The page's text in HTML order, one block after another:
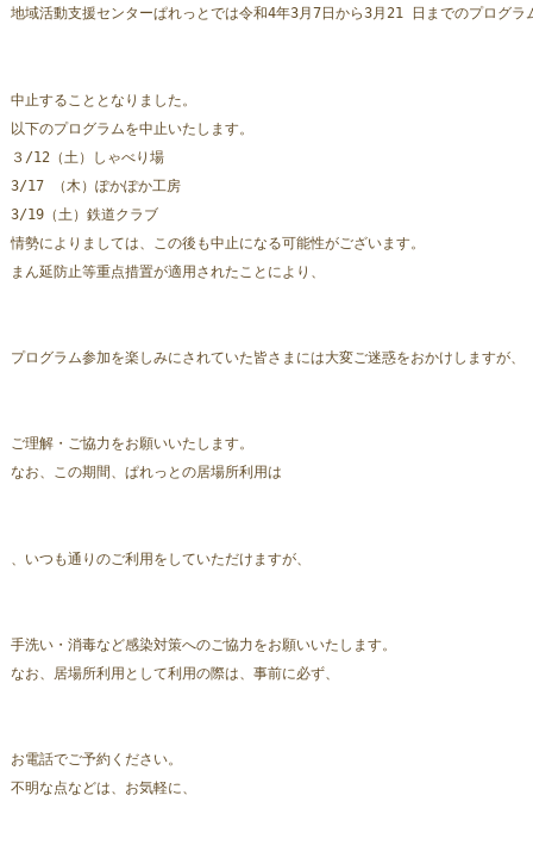
地域活動支援センターぱれっとでは令和4年3月7日から3月21 日までのプログラ
中止することとなりました。
以下のプログラムを中止いたします。
３/12（土）しゃべり場
3/17 （木）ぽかぽか工房
3/19（土）鉄道クラブ
情勢によりましては、この後も中止になる可能性がございます。
まん延防止等重点措置が適用されたことにより、
プログラム参加を楽しみにされていた皆さまには大変ご迷惑をおかけしますが、
ご理解・ご協力をお願いいたします。
なお、この期間、ぱれっとの居場所利用は
、いつも通りのご利用をしていただけますが、
手洗い・消毒など感染対策へのご協力をお願いいたします。
なお、居場所利用として利用の際は、事前に必ず、
お電話でご予約ください。
不明な点などは、お気軽に、